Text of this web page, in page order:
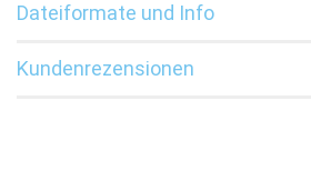
Dateiformate und Info
Kundenrezensionen